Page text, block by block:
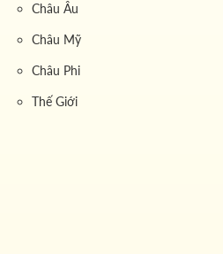
Châu Âu
Châu Mỹ
Châu Phi
Thế Giới